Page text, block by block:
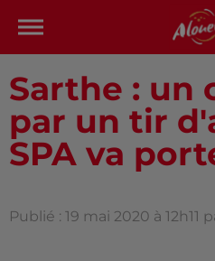
Sarthe : un
par un tir
SPA va
Publié : 19 mai 2020 à 12h11